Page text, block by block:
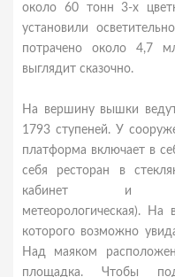
около 60 тонн 3-х
установили
потрачено около 4,7
выглядит сказочно.
На вершину вышки
1793 ступеней. У
платформа включает в
себя ресторан в
кабинет и
метеорологическая).
которого возможно
Над маяком
площадка. Чтобы